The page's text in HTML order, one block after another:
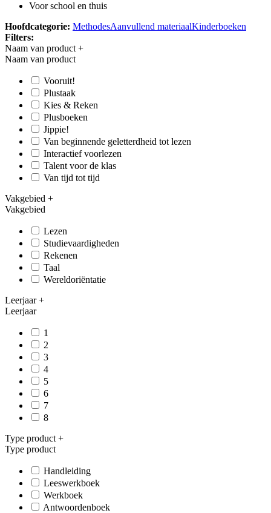
Voor school en thuis
Hoofdcategorie: MethodesAanvullend materiaalKinderboeken
Filters:
Naam van product +
Naam van product
Vooruit!
Plustaak
Kies & Reken
Plusboeken
Jippie!
Van beginnende geletterdheid tot lezen
Interactief voorlezen
Talent voor de klas
Van tijd tot tijd
Vakgebied +
Vakgebied
Lezen
Studievaardigheden
Rekenen
Taal
Wereldoriëntatie
Leerjaar+
Leerjaar
1
2
3
4
5
6
7
8
Type product +
Type product
Handleiding
Leeswerkboek
Werkboek
Antwoordenboek